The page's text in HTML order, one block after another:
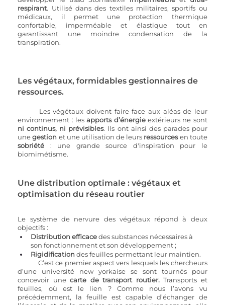
respirant. Utilisé dans des textiles militaires, sportifs ou
médicaux, il permet une protection thermique
confortable, imperméable et élastique tout en
garantissant une moindre condensation de la
transpiration.
Les végétaux, formidables gestionnaires de
ressources.
Les végétaux doivent faire face aux aléas de leur
environnement : les apports d’énergie
extérieurs ne sont
ni continus, ni prévisibles. Ils ont ainsi des parades pour
une gestion et une utilisation de leurs ressources
en toute
sobriété : une grande source d'inspiration pour le
biomimétisme.
Une distribution optimale : végétaux et
optimisation du réseau routier
Le système de nervure des végétaux répond à deux
objectifs :
Distribution efficace des substances nécessaires à
son fonctionnement et son développement ;
Rigidification des feuilles permettant leur maintien.
d’une université new yorkaise se sont tournés pour
concevoir une carte de transport routier. Transports et
feuilles, où est le lien ? Comme nous l’avons vu
précédemment, la feuille est capable d’échanger de